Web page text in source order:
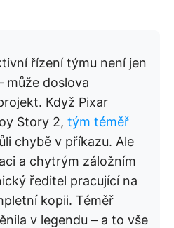
řízení týmu není jen
může doslova
Když Pixar
Story 2, tým téměř
chybě v příkazu. Ale
a chytrým záložním
ředitel pracující na
kopii. Téměř
v legendu – a to vše